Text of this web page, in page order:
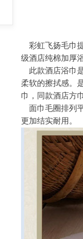
彩虹飞扬毛巾
级酒店纯棉加厚
此款酒店浴巾
柔软的擦拭感。
巾，同款酒店方
面巾毛圈排列
更加结实耐用。
纯棉绣花面巾 铂金缎面